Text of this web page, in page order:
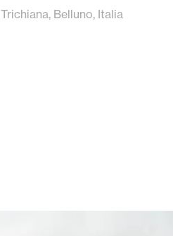
Trichiana, Belluno, Italia